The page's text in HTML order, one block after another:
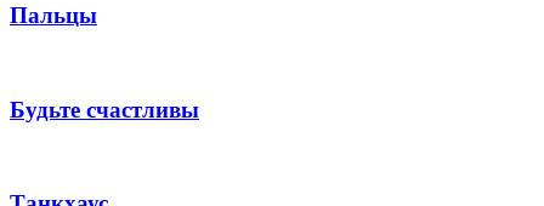
Пальцы
Будьте счастливы